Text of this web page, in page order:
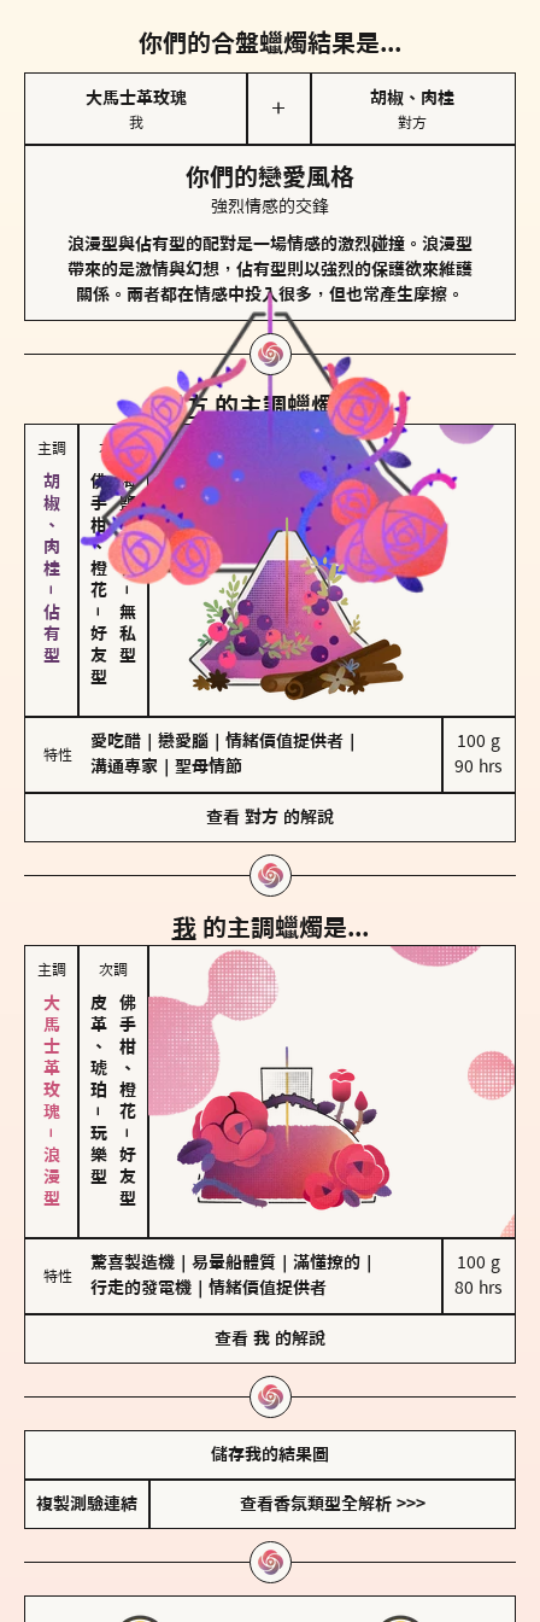
你們的合盤蠟燭結果是...
大馬士革玫瑰
我
＋
胡椒、肉桂
對方
你們的戀愛風格
強烈情感的交鋒
浪漫型與佔有型的配對是一場情感的激烈碰撞。浪漫型
帶來的是激情與幻想，佔有型則以強烈的保護欲來維護
關係。兩者都在情感中投入很多，但也常產生摩擦。
對方的主調蠟燭是...
主調
胡椒、肉桂－佔有型
次調
佛手柑、橙花
－
好友型
海鹽、雪花
－
無私型
特性
愛吃醋 戀愛腦 情緒價值提供者
溝通專家
聖母情節
100 g
90 hrs
查看 對方 的解說
我 的主調蠟燭是...
主調
大馬士革玫瑰－浪漫型
次調
皮革、琥珀
－
玩樂型
佛手柑、橙花
－
好友型
特性
驚喜製造機 易暈船體質 滿懂撩的
行走的發電機
情緒價值提供者
100 g
80 hrs
查看 我 的解說
儲存我的結果圖
複製測驗連結 查看香氛類型全解析 >>>